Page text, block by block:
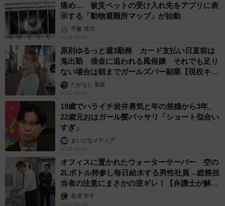
痛め… 被災ペットの受け入れ先をアプリに表
示する「動物避難所マップ」が始動
平藤 清刀
2026.08.08
原則ゆるっと週3勤務 カード支払い日直前は
鬼出勤 借金に追われる風俗嬢 それでも足り
ない場合は朝までガールズバー副業【現役キャ
ストに取材】
たかなし 亜妖
2026.08.08
19歳でハライチ岩井勇気と年の差婚から3年、
22歳元おはガール髪バッサリ「ショート似合い
すぎ」
まいどなメディア
2026.08.08
オフィスに置かれたウォーターサーバー 空の
2Lボトル持参し毎日給水する男性社員→総務担
当者の注意にまさかの逆ギレ！【弁護士が解
説】長澤 芳子
2026.08.08